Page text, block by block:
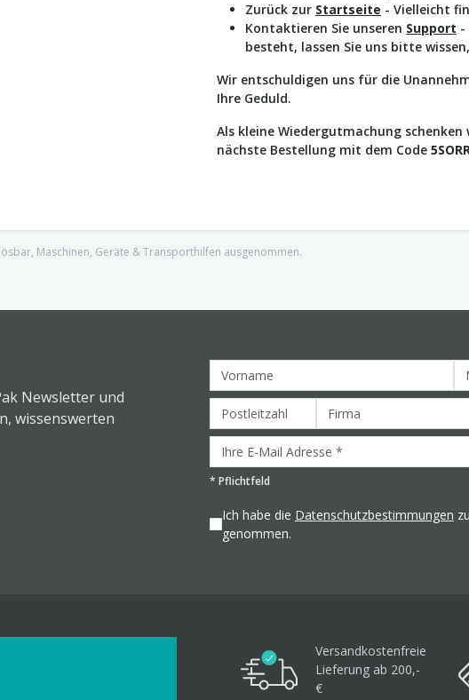
Zurück zur Startseite - Vielleicht
Kontaktieren Sie unseren Support -
besteht, lassen Sie uns bitte
Wir entschuldigen uns für die
Ihre Geduld.
Als kleine Wiedergutmachung
nächste Bestellung mit dem Code
Maschinen, Geräte & Transporthilfen ausgenommen.
Newsletter und
wissenswerten
* Pflichtfeld
Ich habe die Datenschutzbestimmungen
genommen.
Versandkostenfreie
Lieferung ab 200,-
€